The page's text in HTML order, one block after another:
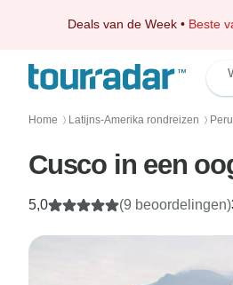
Deals van de Week • Beste
Home 〉 Latijns-Amerika rondreizen 〉
Cusco in een
5,0 (9 beoordelingen)